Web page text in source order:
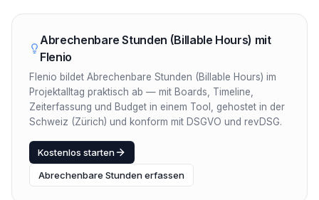
Abrechenbare Stunden (Billable Hours) mit
Flenio
Flenio bildet Abrechenbare Stunden (Billable Hours) im
Projektalltag praktisch ab — mit Boards, Timeline,
Zeiterfassung und Budget in einem Tool, gehostet in der
Schweiz (Zürich) und konform mit DSGVO und revDSG.
Kostenlos starten
Abrechenbare Stunden erfassen